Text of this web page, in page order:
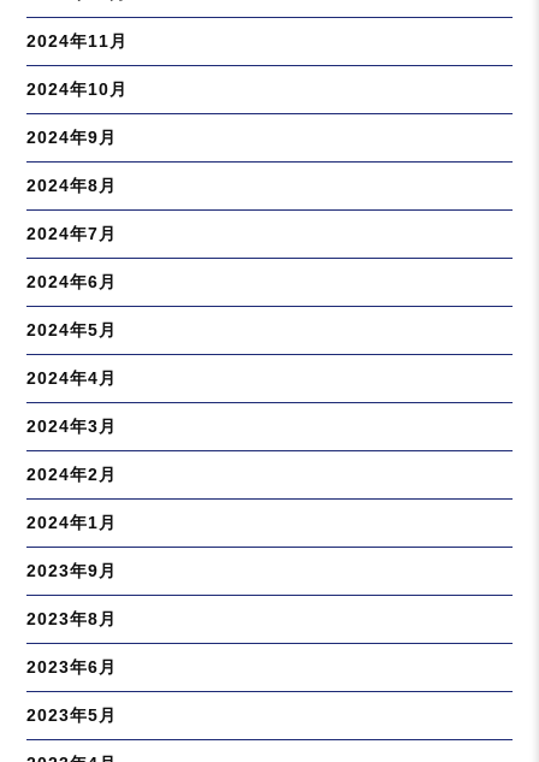
2024年11月
2024年10月
2024年9月
2024年8月
2024年7月
2024年6月
2024年5月
2024年4月
2024年3月
2024年2月
2024年1月
2023年9月
2023年8月
2023年6月
2023年5月